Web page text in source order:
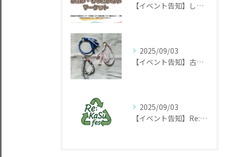
【イベント告知】しぶや・もったいないマーケット2025
2025/09/03
【イベント告知】古着が変身！世界に一つだけのアクセサリー作り
2025/09/03
【イベント告知】Re:KaSu Fes 日本ではまだ珍しいアップサイクル体験イベント